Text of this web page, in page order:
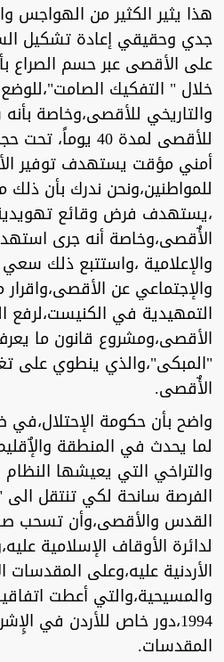
هذا يثير الكثير من الهواجس
جدي وحقيقي إعادة تشكيل
على الأقصى عبر حسم الصراع
خلال " التفكيك
والتاريخي للأقصى،وخاصة
للأقصى لمدة 40
أمني مؤقت يستهدف توفير
للمواطنين،ونحن ندرك بأن
،يستهدف فرض وقائع
الأٌقصى،وخاصة أنه جرى
والإعلامية ،واستتبع ذلك سعي
والإجتماعي عن الأقصى،واقرار
التمهيدية في
الأقصى،ومشروع قانون ما
"المبكى"،والذي ينطوي على
الأٌقصى.
واضح بأن حكومة الإحتلال،في
لما يحدث في المنطقة
والتراخي التي يعيشها
الفرصة سانحة لكي تنتقل
القدس والأقصى،وأن تسحب
لدائرة الأوقاف الإسلامية
الأردنية عليه،وعلى المقدسات
والمسيحية،والتي أعطت
1994،دور خاص للأردن في
المقدسات.